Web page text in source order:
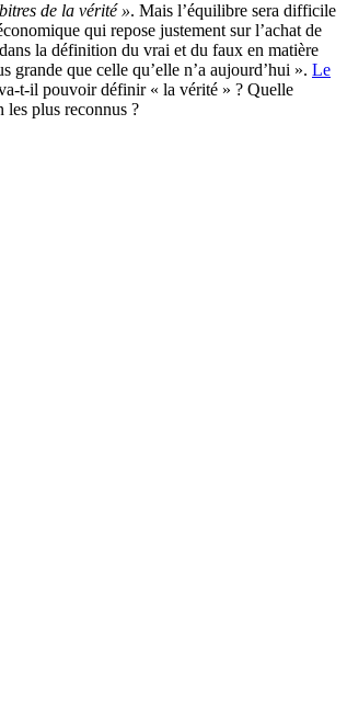
de la vérité ». Mais l’équilibre sera difficile
qui repose justement sur l’achat de
la définition du vrai et du faux en matière
que celle qu’elle n’a aujourd’hui ». Le
t-il pouvoir définir « la vérité » ? Quelle
plus reconnus ?